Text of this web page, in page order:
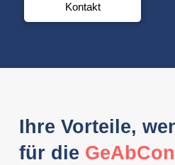
Kontakt
Ihre Vorteile,
für die